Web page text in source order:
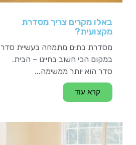
באלו מקרים צריך מסדרת
מקצועית?
מסדרת בתים מתמחה בעשיית סדר
במקום הכי חשוב בחיינו – הבית.
סדר הוא יותר ממשימה...
קרא עוד